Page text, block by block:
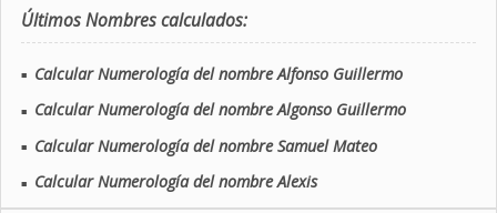
Últimos Nombres calculados:
■ Calcular Numerología del nombre Alfonso Guillermo
■ Calcular Numerología del nombre Algonso Guillermo
■ Calcular Numerología del nombre Samuel Mateo
■ Calcular Numerología del nombre Alexis